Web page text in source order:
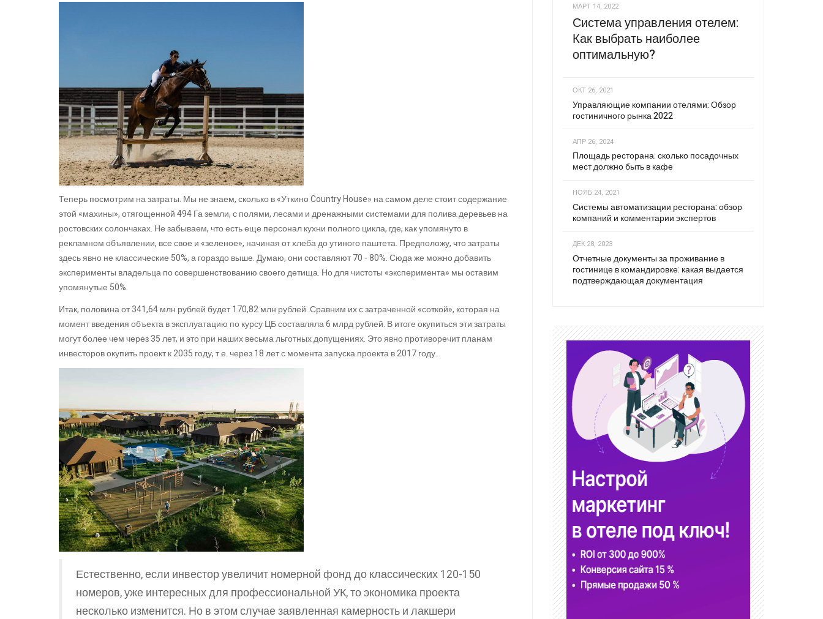
Теперь посмотрим на затраты. Мы не знаем, сколько в «Уткино Country House» на самом деле стоит содержание
этой «махины», отягощенной 494 Га земли, с полями, лесами и дренажными системами для полива деревьев на
ростовских солончаках. Не забываем, что есть еще персонал кухни полного цикла, где, как упомянуто в
рекламном объявлении, все свое и «зеленое», начиная от хлеба до утиного паштета. Предположу, что затраты
здесь явно не классические 50%, а гораздо выше. Думаю, они составляют 70 - 80%. Сюда же можно добавить
эксперименты владельца по совершенствованию своего детища. Но для чистоты «эксперимента» мы оставим
упомянутые 50%.
Итак, половина от 341,64 млн рублей будет 170,82 млн рублей. Сравним их с затраченной «соткой», которая на
момент введения объекта в эксплуатацию по курсу ЦБ составляла 6 млрд рублей. В итоге окупиться эти затраты
могут более чем через 35 лет, и это при наших весьма льготных допущениях. Это явно противоречит планам
инвесторов окупить проект к 2035 году, т.е. через 18 лет с момента запуска проекта в 2017 году.
Естественно, если инвестор увеличит номерной фонд до классических 120-150
номеров, уже интересных для профессиональной УК, то экономика проекта
несколько изменится. Но в этом случае заявленная камерность и лакшери
МАРТ 14, 2022
Система управления отелем:
Как выбрать наиболее
оптимальную?
ОКТ 26, 2021
Управляющие компании отелями: Обзор
гостиничного рынка 2022
АПР 26, 2024
Площадь ресторана: сколько посадочных
мест должно быть в кафе
НОЯБ 24, 2021
Системы автоматизации ресторана: обзор
компаний и комментарии экспертов
ДЕК 28, 2023
Отчетные документы за проживание в
гостинице в командировке: какая выдается
подтверждающая документация